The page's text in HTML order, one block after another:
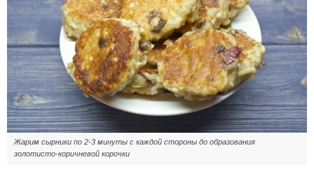
Жарим сырники по 2-3 минуты с каждой стороны до образования
золотисто-коричневой корочки